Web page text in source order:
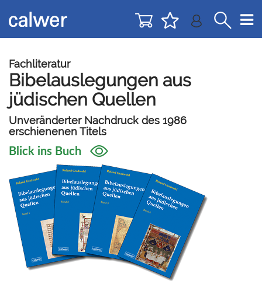
zur
Navigation
zum
Inhalt
Fachliteratur
Bibelauslegungen aus
jüdischen Quellen
Unveränderter Nachdruck des 1986
erschienenen Titels
Blick ins Buch